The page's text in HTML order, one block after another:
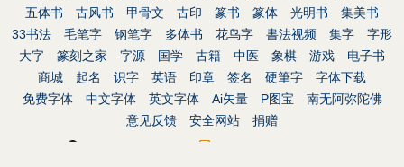
五体书
古风书 甲骨文 古印 篆书 篆体 光明书
集美书
33书法
毛笔字 钢笔字 多体书 花鸟字 書法视频 集字
字形
大字
篆刻之家 字源 国学 古籍 中医 象棋 游戏
电子书
商城
起名 识字 英语 印章 签名 硬筆字
字体下载
免费字体
中文字体 英文字体 Ai矢量 P图宝
南无阿弥陀佛
意见反馈
安全网站
捐赠